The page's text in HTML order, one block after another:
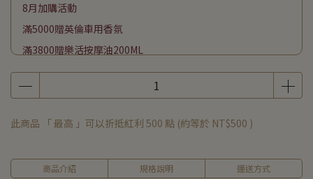
8月加購活動
滿5000贈英倫車用香氛
滿3800贈樂活按摩油200ML
滿2500贈頭皮平衡淨化液200ML
此商品 「 最高 」可以折抵紅利 500 點 (約等於 NT$500 )
商品介紹 規格說明 運送方式